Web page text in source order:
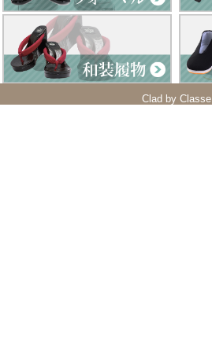
Clad by Classe